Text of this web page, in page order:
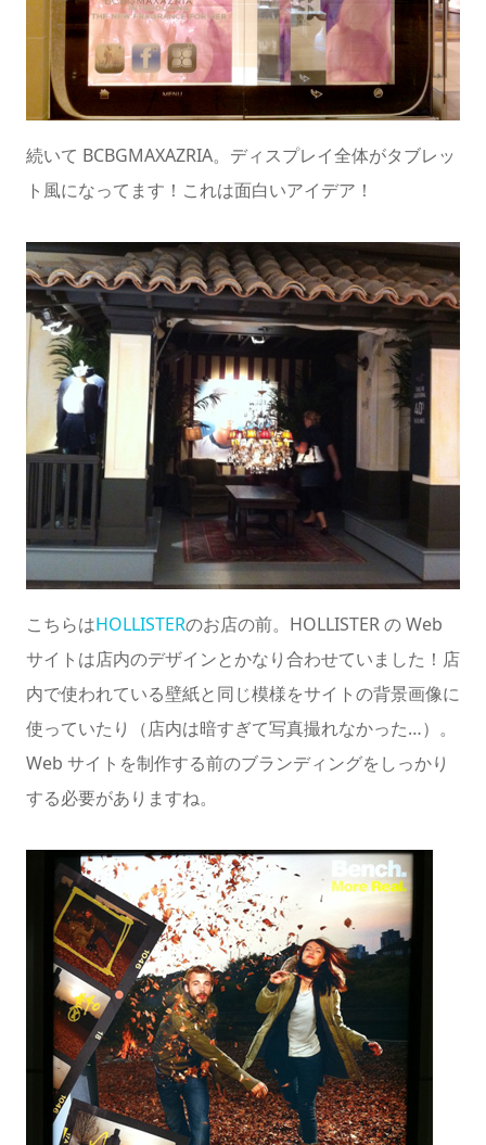
続いて BCBGMAXAZRIA。ディスプレイ全体がタブレッ
ト風になってます！これは面白いアイデア！
こちらはHOLLISTERのお店の前。HOLLISTER の Web
サイトは店内のデザインとかなり合わせていました！店
内で使われている壁紙と同じ模様をサイトの背景画像に
使っていたり（店内は暗すぎて写真撮れなかった…）。
Web サイトを制作する前のブランディングをしっかり
する必要がありますね。